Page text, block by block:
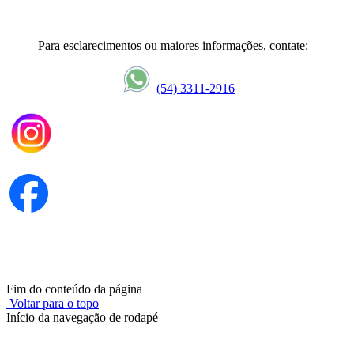
Para esclarecimentos ou maiores informações, contate:
(54) 3311-2916
Fim do conteúdo da página
Voltar para o topo
Início da navegação de rodapé